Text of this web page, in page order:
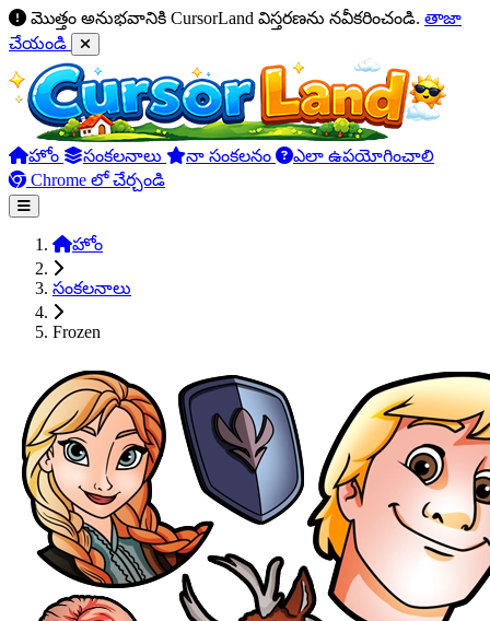
మొత్తం అనుభవానికి CursorLand విస్తరణను నవీకరించండి. తాజా
చేయండి
హోం సంకలనాలు నా సంకలనం
ఎలా ఉపయోగించాలి
Chrome లో చేర్చండి
హోం
సంకలనాలు
Frozen